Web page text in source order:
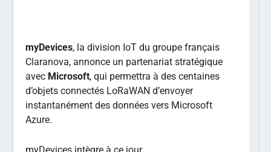
myDevices, la division IoT du groupe français
Claranova, annonce un partenariat stratégique
avec Microsoft, qui permettra à des centaines
d’objets connectés LoRaWAN d’envoyer
instantanément des données vers Microsoft
Azure.
myDevices intègre à ce jour